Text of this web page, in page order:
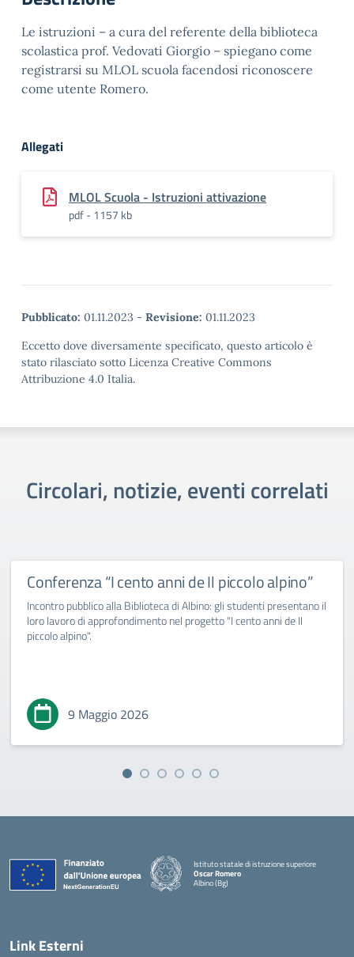
Le istruzioni – a cura del referente della biblioteca
scolastica prof. Vedovati Giorgio – spiegano come
registrarsi su MLOL scuola facendosi riconoscere
come utente Romero.
Allegati
MLOL Scuola - Istruzioni attivazione
pdf - 1157 kb
Pubblicato: 01.11.2023 - Revisione: 01.11.2023
Eccetto dove diversamente specificato, questo articolo è
stato rilasciato sotto Licenza Creative Commons
Attribuzione 4.0 Italia.
Circolari, notizie, eventi correlati
Conferenza “I cento anni de Il piccolo alpino”
Incontro pubblico alla Biblioteca di Albino: gli studenti presentano il
loro lavoro di approfondimento nel progetto "I cento anni de Il
piccolo alpino".
9 Maggio 2026
Istituto statale di istruzione superiore
Oscar Romero
Albino (Bg)
Link Esterni